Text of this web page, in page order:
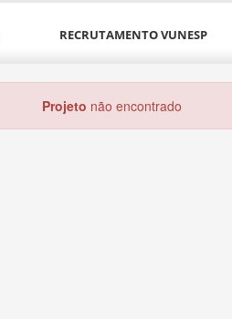
RECRUTAMENTO VUNESP
Projeto não encontrado